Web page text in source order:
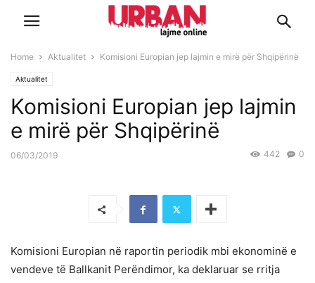
Home Aktualitet Komisioni Europian jep lajmin e mirë për Shqipërinë
Aktualitet
Komisioni Europian jep lajmin
e mirë për Shqipërinë
06/03/2019 0
442
Komisioni Europian në raportin periodik mbi ekonominë e
vendeve të Ballkanit Perëndimor, ka deklaruar se rritja